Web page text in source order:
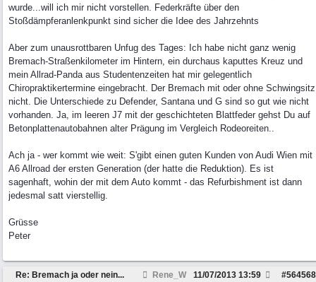
wurde...will ich mir nicht vorstellen. Federkräfte über den
Stoßdämpferanlenkpunkt sind sicher die Idee des Jahrzehnts
Aber zum unausrottbaren Unfug des Tages: Ich habe nicht ganz wenig
Bremach-Straßenkilometer im Hintern, ein durchaus kaputtes Kreuz und
mein Allrad-Panda aus Studentenzeiten hat mir gelegentlich
Chiropraktikertermine eingebracht. Der Bremach mit oder ohne Schwingsitz
nicht. Die Unterschiede zu Defender, Santana und G sind so gut wie nicht
vorhanden. Ja, im leeren J7 mit der geschichteten Blattfeder gehst Du auf
Betonplattenautobahnen alter Prägung im Vergleich Rodeoreiten..
Ach ja - wer kommt wie weit: S'gibt einen guten Kunden von Audi Wien mit
A6 Allroad der ersten Generation (der hatte die Reduktion). Es ist
sagenhaft, wohin der mit dem Auto kommt - das Refurbishment ist dann
jedesmal satt vierstellig.
Grüsse
Peter
Re: Bremach ja oder nein... Rene_W #564568
11/07/2013 13:59